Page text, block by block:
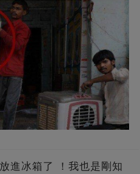
進冰箱了 ！我也是剛知